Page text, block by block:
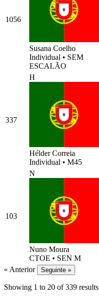
1056
Susana Coelho
Individual • SEM
ESCALÃO
337
H
Hélder Correia
Individual • M45
103
N
Nuno Moura
CTOE • SEN M
« Anterior Seguinte »
Showing 1 to 20 of 339 results